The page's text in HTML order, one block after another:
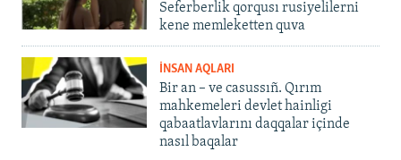
Seferberlik qorqusı rusiyelilerni
kene memleketten quva
İNSAN AQLARI
Bir an – ve casussıñ. Qırım
mahkemeleri devlet hainligi
qabaatlavlarını daqqalar içinde
nasıl baqalar